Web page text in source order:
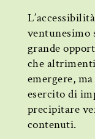
ventunesimo
grande
che
emergere,
esercito di
precipitare
contenuti.